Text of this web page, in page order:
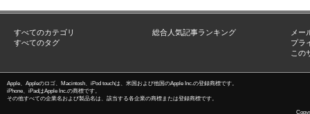
すべてのカテゴリ
すべてのタグ
総合人気記事ランキング
メー
プラ
この
Apple、Appleのロゴ、Macintosh、iPod touchは、米国および他国のApple Inc.の登録商標です。
iPhone、iPadはApple Inc.の商標です。
その他すべての企業名および製品名は、該当する各企業の商標または登録商標です。